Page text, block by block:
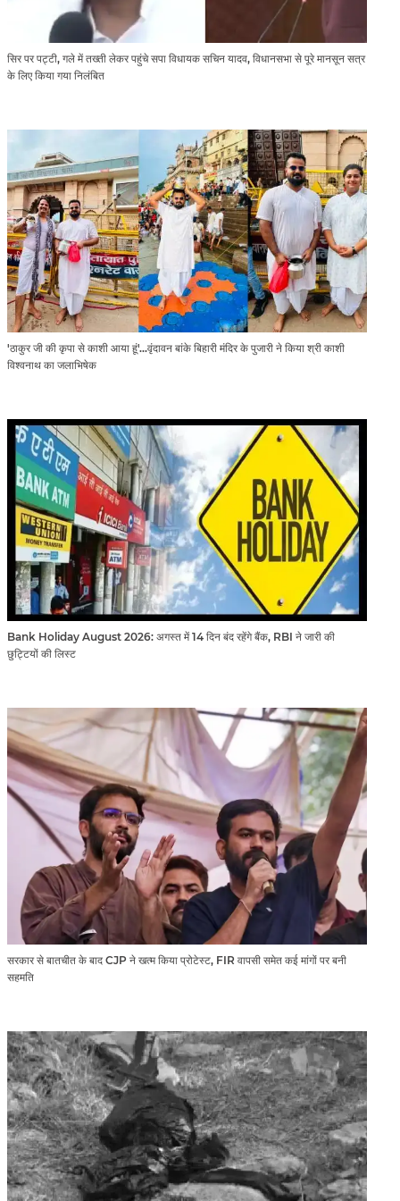
सिर पर पट्टी, गले में तख्ती लेकर पहुंचे सपा विधायक सचिन यादव, विधानसभा से पूरे मानसून सत्र
के लिए किया गया निलंबित
'ठाकुर जी की कृपा से काशी आया हूं'...वृंदावन बांके बिहारी मंदिर के पुजारी ने किया श्री काशी
विश्वनाथ का जलाभिषेक
Bank Holiday August 2026: अगस्त में 14 दिन बंद रहेंगे बैंक, RBI ने जारी की
छुट्टियों की लिस्ट​​​​​​​
सरकार से बातचीत के बाद CJP ने खत्म किया प्रोटेस्ट, FIR वापसी समेत कई मांगों पर बनी
सहमति